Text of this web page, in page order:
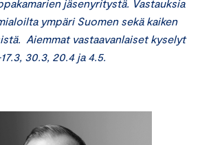
jäsenyritystä. Vastauksia
ympäri Suomen sekä kaiken
Aiemmat vastaavanlaiset kyselyt
30.3, 20.4 ja 4.5.